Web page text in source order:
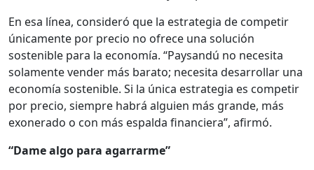
En esa línea, consideró que la estrategia de competir
únicamente por precio no ofrece una solución
sostenible para la economía. “Paysandú no necesita
solamente vender más barato; necesita desarrollar una
economía sostenible. Si la única estrategia es competir
por precio, siempre habrá alguien más grande, más
exonerado o con más espalda financiera”, afirmó.
“Dame algo para agarrarme”